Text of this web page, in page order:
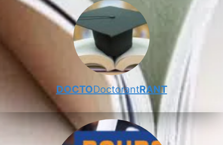
DOCTODoctorantRANT